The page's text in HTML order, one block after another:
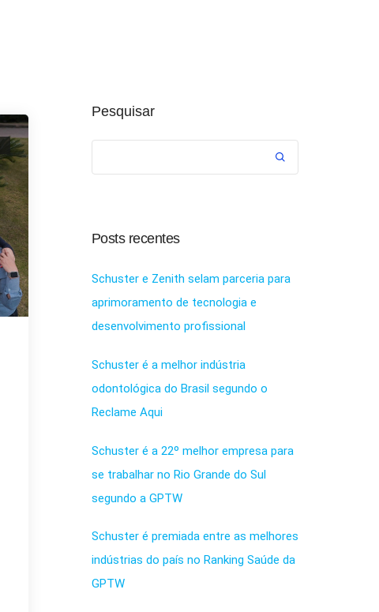
Pesquisar
Posts recentes
Schuster e Zenith selam parceria para
aprimoramento de tecnologia e
desenvolvimento profissional
Schuster é a melhor indústria
odontológica do Brasil segundo o
Reclame Aqui
Schuster é a 22º melhor empresa para
se trabalhar no Rio Grande do Sul
segundo a GPTW
Schuster é premiada entre as melhores
indústrias do país no Ranking Saúde da
GPTW